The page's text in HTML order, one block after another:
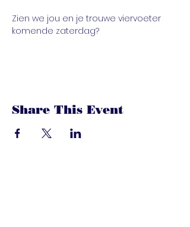
Zien we jou en je trouwe viervoeter
komende zaterdag?
Share This Event